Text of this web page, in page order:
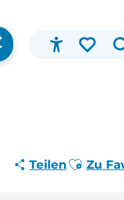
Teilen Ajouter
Zu